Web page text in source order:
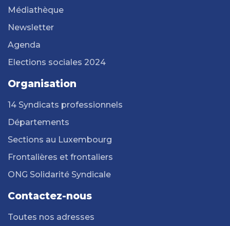
Médiathèque
Newsletter
Agenda
Elections sociales 2024
Organisation
14 Syndicats professionnels
Départements
Sections au Luxembourg
Frontalières et frontaliers
ONG Solidarité Syndicale
Contactez-nous
Toutes nos adresses